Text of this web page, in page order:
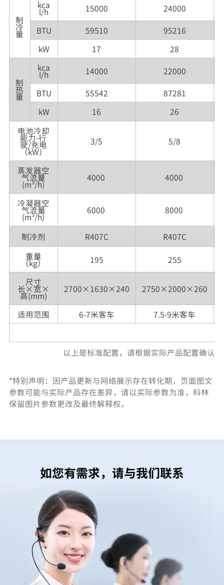
制
冷
量
kca
l/h 15000
24000
BTU
59510
95216
kW
17 28
制
热
量
kca
l/h 14000
22000
BTU
55542
87281
kW
16
26
电池冷却
能力-行
驶/充电
（kW）
3/5 5/8
蒸发器空
气流量
(m³/h)
4000 4000
冷凝器空
气流量
(m³/h)
6000 8000
制冷剂 R407C
R407C
重量
（kg） 195
255
尺寸
长×宽×
高(mm)
2700×1630×240 2750×2000×260
适用范围 6-7米客车 7.5-9米客车
以上是标准配置，请根据实际产品配置确认
*特别声明：因产品更新与网络展示存在转化期，页面图文
参数可能与实际产品存在差异，请以实际参数为准，科林
保留图片参数更改及最终解释权。
如您有需求，请与我们联系